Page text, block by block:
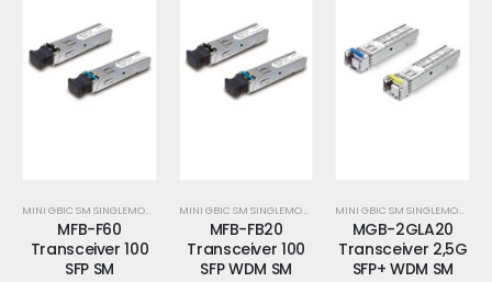
MINI GBIC SM SINGLEMODE
MFB-F60
Transceiver 100
SFP SM
MINI GBIC SM SINGLEMODE
MFB-FB20
Transceiver 100
SFP WDM SM
MINI GBIC SM SINGLEMODE
MGB-2GLA20
Transceiver 2,5G
SFP+ WDM SM